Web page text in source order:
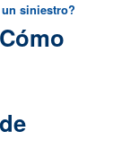
siniestro?